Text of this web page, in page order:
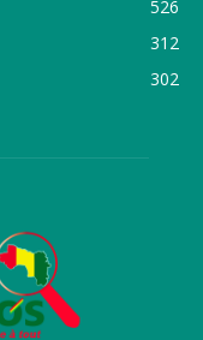
526
312
302